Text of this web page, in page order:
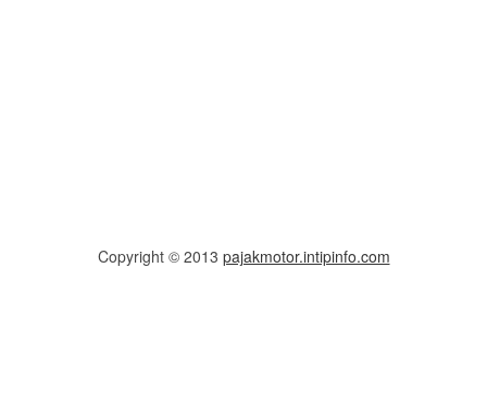
Copyright © 2013 pajakmotor.intipinfo.com